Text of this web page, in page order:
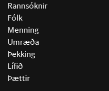
Rannsóknir
Fólk
Menning
Umræða
Þekking
Lífið
Þættir